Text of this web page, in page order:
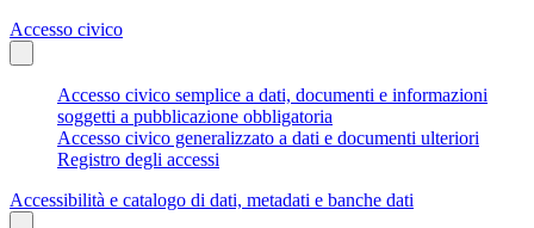
Accesso civico
Accesso civico semplice a dati, documenti e informazioni
soggetti a pubblicazione obbligatoria
Accesso civico generalizzato a dati e documenti ulteriori
Registro degli accessi
Accessibilità e catalogo di dati, metadati e banche dati